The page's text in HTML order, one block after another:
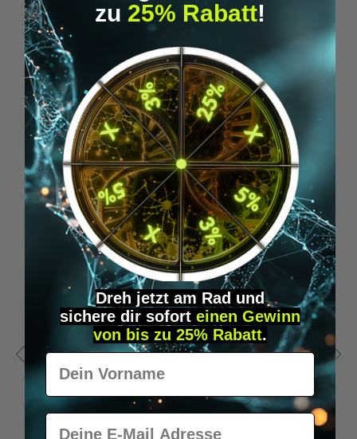
Microdosing Guide & Journal
29,95 €*
Produktgalerie überspringen
Similar Items
zu 25% Rabatt!
Dreh jetzt am Rad und
sichere dir sofort einen Gewinn
von bis zu 25% Rabatt.
Vorname
E-Mail